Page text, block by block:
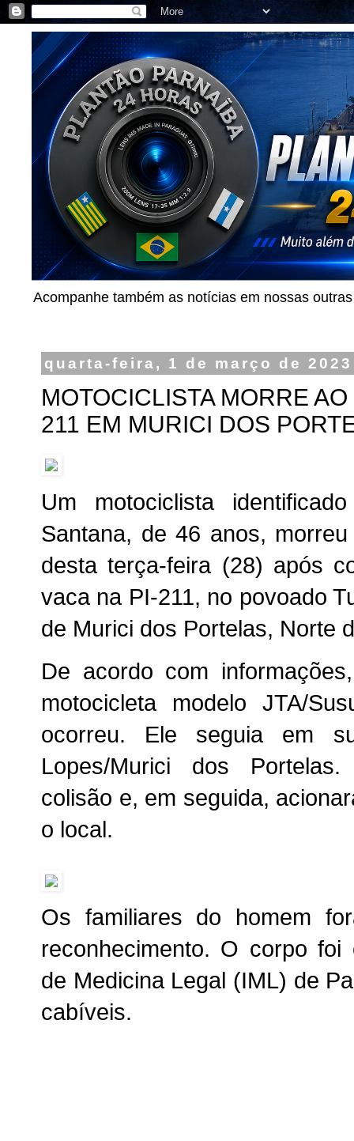
Acompanhe também as notícias em nossas
quarta-feira, 1 de março de 2023
MOTOCICLISTA MORRE
211 EM MURICI DOS
Um motociclista
Santana, de 46 anos,
desta terça-feira (28) após
vaca na PI-211, no povoado
de Murici dos Portelas, Norte
De acordo com
motocicleta modelo JTA/
ocorreu. Ele seguia em
Lopes/Murici dos
colisão e, em seguida,
o local.
Os familiares do homem
reconhecimento. O corpo
de Medicina Legal (IML) de
cabíveis.